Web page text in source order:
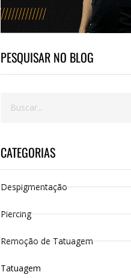
PESQUISAR NO BLOG
CATEGORIAS
Despigmentação
Piercing
Remoção de Tatuagem
Tatuagem